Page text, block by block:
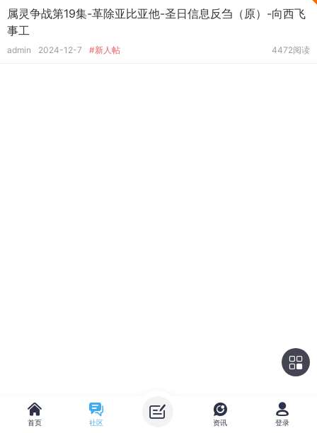
属灵争战第19集-革除亚比亚他-圣日信息反刍（原）-向西飞
事工
admin 2024-12-7 #新人帖 4472阅读
首页 社区 资讯 登录